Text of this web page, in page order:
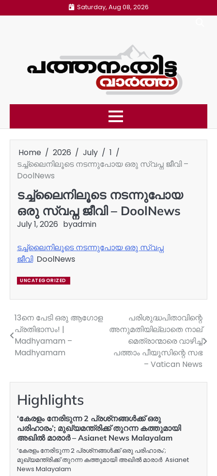
to
Saturday, Aug 08, 2026
Home 2026 July
1
ടച്ച്‌ലൈനിലൂടെ നടന്നുപോയ ഒരു സ്വപ്ന ജീവി –
DoolNews
ടച്ച്‌ലൈനിലൂടെ നടന്നുപോയ
ഒരു സ്വപ്ന ജീവി – DoolNews
July 1, 2026 byadmin
ടച്ച്‌ലൈനിലൂടെ നടന്നുപോയ ഒരു സ്വപ്ന
ജീവിDoolNews
UNCATEGORIZED
Post
navigation
13നെ പേടി ഒരു ആഗോള
പ്രതിഭാസം! |
Madhyamam –
Madhyamam
പരിശുദ്ധപിതാവിന്റെ
അനുമതിയില്ലാതെ നാല്
മെത്രാന്മാരെ വാഴിച്ച്
പത്താം പീയൂസിന്റെ സഭ
– Vatican News
Highlights
‘കേരളം നേരിടുന്ന 2 പ്രശ്‍നങ്ങള്‍ക്ക് ഒരു
പരിഹാരം’; മുഖ്യമന്ത്രിക്ക് തുറന്ന കത്തുമായി
അഖില്‍ മാരാര്‍ – Asianet News Malayalam
‘കേരളം നേരിടുന്ന 2 പ്രശ്‍നങ്ങള്‍ക്ക് ഒരു പരിഹാരം’;
മുഖ്യമന്ത്രിക്ക് തുറന്ന കത്തുമായി അഖില്‍ മാരാര്‍ Asianet
News Malayalam